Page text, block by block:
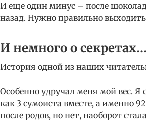
И еще один минус – после
назад. Нужно правильно выходить
И немного о
История одной из наших
Особенно удручал меня мой вес. Я
как 3 сумоиста вместе, а именно
после родов, но нет, наоборот